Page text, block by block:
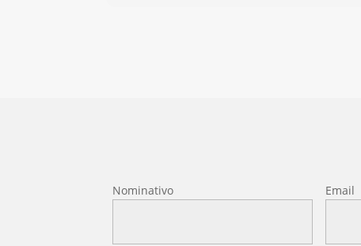
Nominativo Email